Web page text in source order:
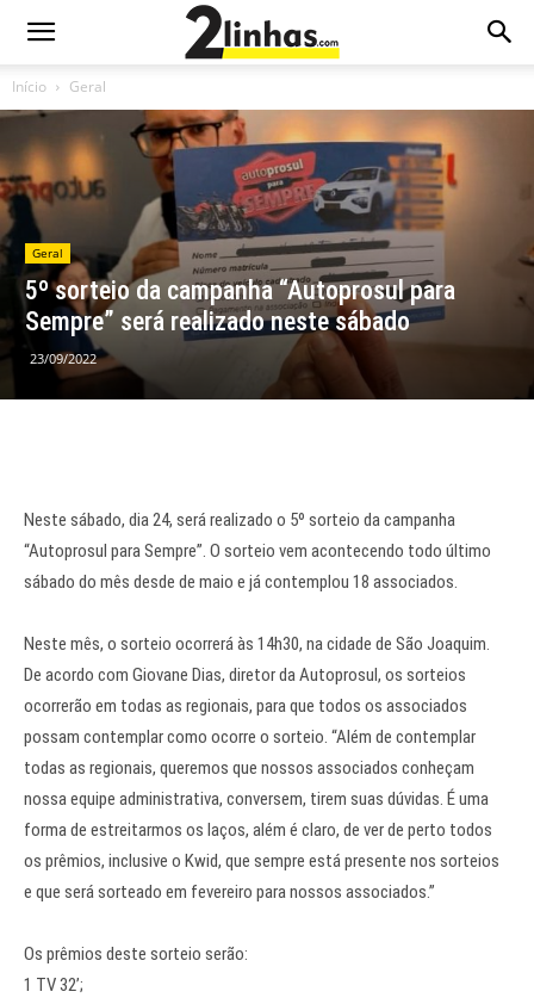
Início Geral
Geral
5º sorteio da campanha “Autoprosul para
Sempre” será realizado neste sábado
23/09/2022
Neste sábado, dia 24, será realizado o 5º sorteio da campanha
“Autoprosul para Sempre”. O sorteio vem acontecendo todo último
sábado do mês desde de maio e já contemplou 18 associados.
Neste mês, o sorteio ocorrerá às 14h30, na cidade de São Joaquim.
De acordo com Giovane Dias, diretor da Autoprosul, os sorteios
ocorrerão em todas as regionais, para que todos os associados
possam contemplar como ocorre o sorteio. “Além de contemplar
todas as regionais, queremos que nossos associados conheçam
nossa equipe administrativa, conversem, tirem suas dúvidas. É uma
forma de estreitarmos os laços, além é claro, de ver de perto todos
os prêmios, inclusive o Kwid, que sempre está presente nos sorteios
e que será sorteado em fevereiro para nossos associados.”
Os prêmios deste sorteio serão:
1 TV 32’;